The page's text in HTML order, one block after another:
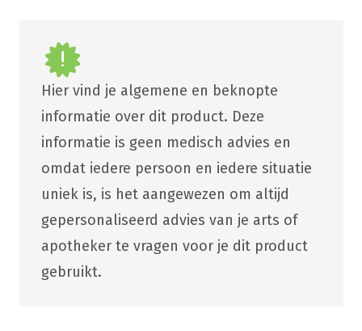
Hier vind je algemene en beknopte
informatie over dit product. Deze
informatie is geen medisch advies en
omdat iedere persoon en iedere situatie
uniek is, is het aangewezen om altijd
gepersonaliseerd advies van je arts of
apotheker te vragen voor je dit product
gebruikt.